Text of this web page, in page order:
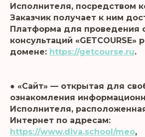
Исполнителя, посредством
Заказчик получает к ним
Платформа для проведения
консультаций «GETCOURSE»
домене: https://getcourse.ru.
● «Сайт» — открытая для
ознакомления
Исполнителя,
Интернет по адресам:
https://www.diva.school/meo,